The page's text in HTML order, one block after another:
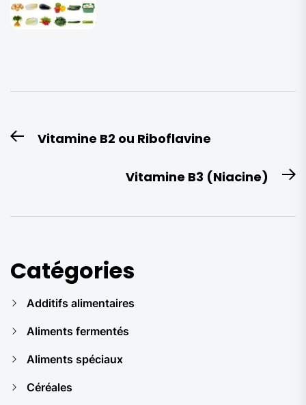
Navigation
de
PreviousVitamine B2 ou Riboflavine
Vitamine B3 (Niacine)
Catégories
Additifs alimentaires
Aliments fermentés
Aliments spéciaux
Céréales